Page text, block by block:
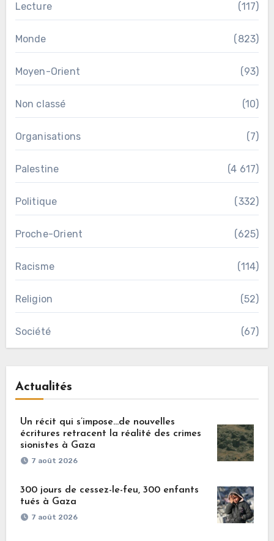
Lecture (117)
Monde (823)
Moyen-Orient (93)
Non classé (10)
Organisations (7)
Palestine (4 617)
Politique (332)
Proche-Orient (625)
Racisme (114)
Religion (52)
Société (67)
Actualités
Un récit qui s’impose…de nouvelles
écritures retracent la réalité des crimes
sionistes à Gaza
7 août 2026
300 jours de cessez-le-feu, 300 enfants
tués à Gaza
7 août 2026